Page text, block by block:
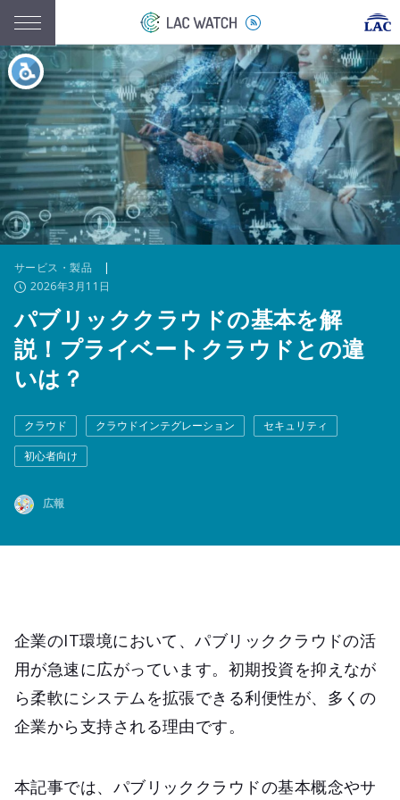
サービス・製品 |
2026年3月11日
パブリッククラウドの基本を解
説！プライベートクラウドとの違
いは？
クラウド クラウドインテグレーション
セキュリティ
初心者向け
広報
企業のIT環境において、パブリッククラウドの活
用が急速に広がっています。初期投資を抑えなが
ら柔軟にシステムを拡張できる利便性が、多くの
企業から支持される理由です。
本記事では、パブリッククラウドの基本概念やサ